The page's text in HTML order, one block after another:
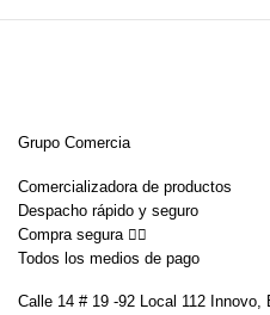
Grupo Comercia
Comercializadora de productos
Despacho rápido y seguro
Compra segura 👇🏼
Todos los medios de pago
Calle 14 # 19 -92 Local 112 Innovo,